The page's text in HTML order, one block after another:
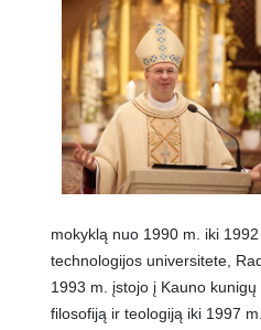
mokyklą nuo 1990 m. iki
technologijos universitete,
1993 m. įstojo į Kauno
filosofiją ir teologiją iki 1997